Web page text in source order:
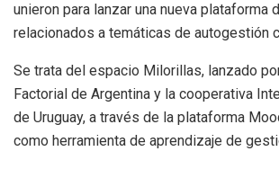
unieron para lanzar una nueva plataforma
relacionados a temáticas de autogestión
Se trata del espacio Milorillas, lanzado
Factorial de Argentina y la cooperativa
de Uruguay, a través de la plataforma
como herramienta de aprendizaje de